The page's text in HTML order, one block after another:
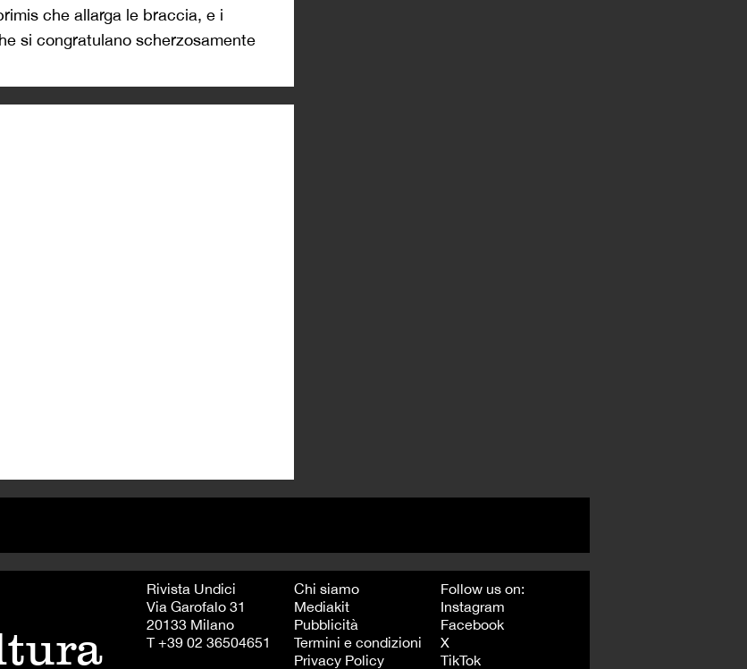
che allarga le braccia, e i
si congratulano scherzosamente
Rivista Undici
Via Garofalo 31
20133 Milano
T +39 02 36504651
Chi siamo
Mediakit
Pubblicità
Termini e condizioni
Privacy Policy
Follow us on:
Instagram
Facebook
X
TikTok